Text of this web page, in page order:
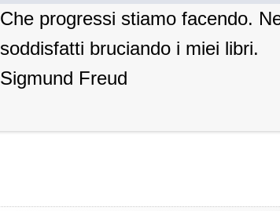
Che progressi stiamo facendo.
soddisfatti bruciando i miei libri.
Sigmund Freud